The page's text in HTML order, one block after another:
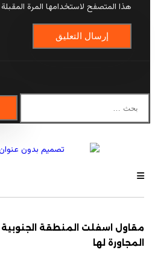
هذا المتصفح لاستخدامها المرة
مقاول اسفلت المنطقة
المجاورة لها